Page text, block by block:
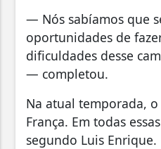
— Nós sabíamos que
oportunidades de
dificuldades desse
— completou.
Na atual temporada, o
França. Em todas
segundo Luis Enrique.